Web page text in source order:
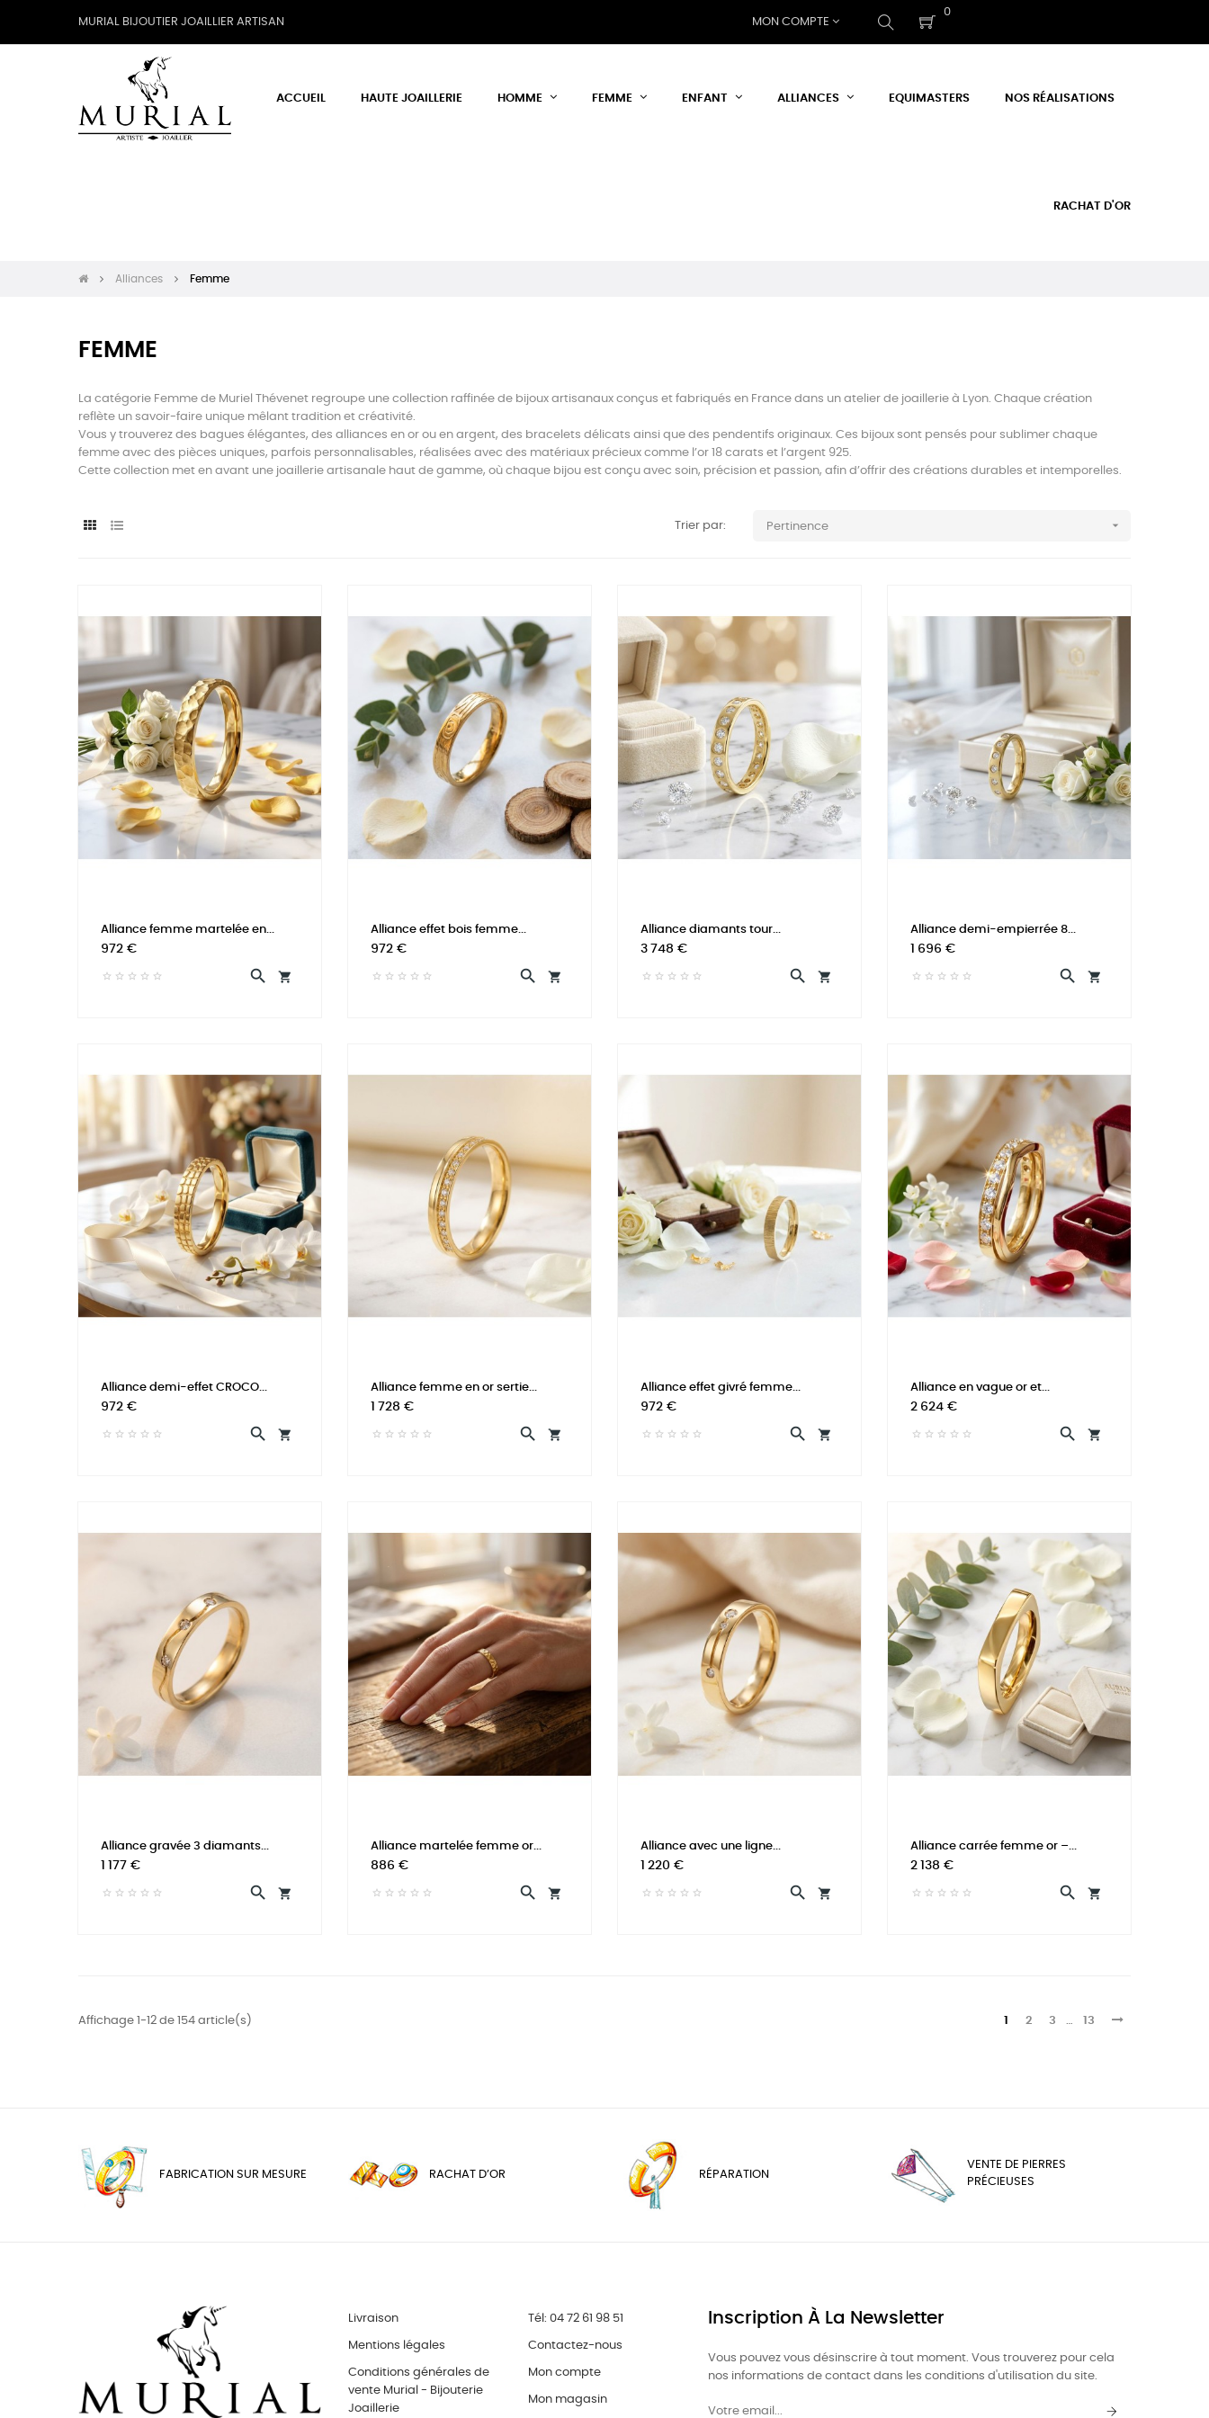
MURIAL BIJOUTIER JOAILLIER ARTISAN MON COMPTE
0
ACCUEIL HAUTE JOAILLERIE HOMME FEMME ENFANT ALLIANCES EQUIMASTERS NOS RÉALISATIONS
RACHAT D'OR
Alliances Femme
FEMME
La catégorie Femme de Muriel Thévenet regroupe une collection raffinée de bijoux artisanaux conçus et fabriqués en France dans un atelier de joaillerie à Lyon. Chaque création
reflète un savoir-faire unique mêlant tradition et créativité.
Vous y trouverez des bagues élégantes, des alliances en or ou en argent, des bracelets délicats ainsi que des pendentifs originaux. Ces bijoux sont pensés pour sublimer chaque
femme avec des pièces uniques, parfois personnalisables, réalisées avec des matériaux précieux comme l’or 18 carats et l’argent 925.
Cette collection met en avant une joaillerie artisanale haut de gamme, où chaque bijou est conçu avec soin, précision et passion, afin d’offrir des créations durables et intemporelles.
Trier par: Pertinence 
Alliance femme martelée en...
Prix
972 €


Alliance effet bois femme...
Prix
972 €


Alliance diamants tour...
Prix
3 748 €


Alliance demi-empierrée 8...
Prix
1 696 €


Alliance demi-effet CROCO...
Prix
972 €


Alliance femme en or sertie...
Prix
1 728 €


Alliance effet givré femme...
Prix
972 €


Alliance en vague or et...
Prix
2 624 €


Alliance gravée 3 diamants...
Prix
1 177 €


Alliance martelée femme or...
Prix
886 €


Alliance avec une ligne...
Prix
1 220 €


Alliance carrée femme or –...
Prix
2 138 €


Affichage 1-12 de 154 article(s) 1 2 3 13
FABRICATION SUR MESURE RACHAT D’OR RÉPARATION
VENTE DE PIERRES
PRÉCIEUSES
Livraison
Mentions légales
Conditions générales de
vente Murial - Bijouterie
Joaillerie
Tél: 04 72 61 98 51
Contactez-nous
Mon compte
Mon magasin
Inscription À La Newsletter
Vous pouvez vous désinscrire à tout moment. Vous trouverez pour cela
nos informations de contact dans les conditions d'utilisation du site.